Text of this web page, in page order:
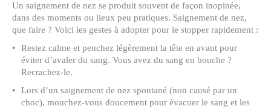
Un saignement de nez se produit souvent de façon inopinée,
dans des moments ou lieux peu pratiques. Saignement de nez,
que faire ? Voici les gestes à adopter pour le stopper rapidement :
Restez calme et penchez légèrement la tête en avant pour
éviter d’avaler du sang. Vous avez du sang en bouche ?
Recrachez-le.
Lors d’un saignement de nez spontané (non causé par un
choc), mouchez-vous doucement pour évacuer le sang et les